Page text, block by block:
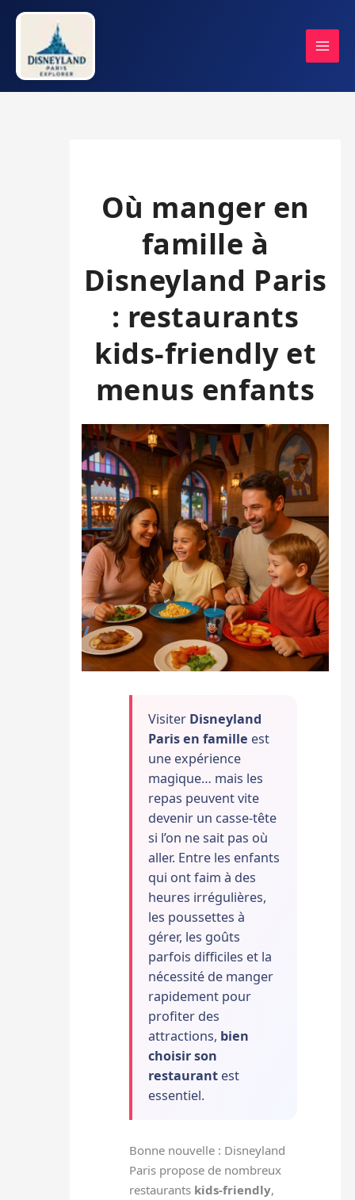
Aller
contenu
Où manger en
famille à
Disneyland Paris
: restaurants
kids-friendly et
menus enfants
Visiter Disneyland
Paris en famille est
une expérience
magique… mais les
repas peuvent vite
devenir un casse-tête
si l’on ne sait pas où
aller. Entre les enfants
qui ont faim à des
heures irrégulières,
les poussettes à
gérer, les goûts
parfois difficiles et la
nécessité de manger
rapidement pour
profiter des
attractions, bien
choisir son
restaurant est
essentiel.
Bonne nouvelle : Disneyland
Paris propose de nombreux
restaurants kids-friendly,